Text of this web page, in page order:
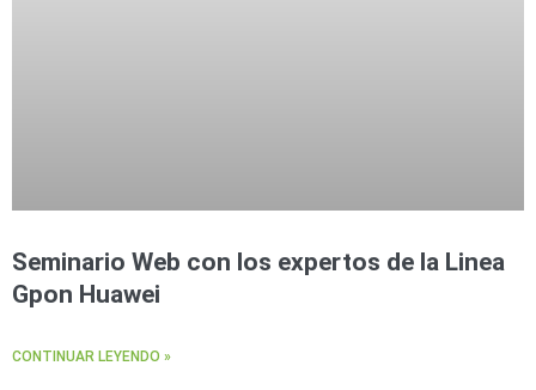
Seminario Web con los expertos de la Linea
Gpon Huawei
CONTINUAR LEYENDO »